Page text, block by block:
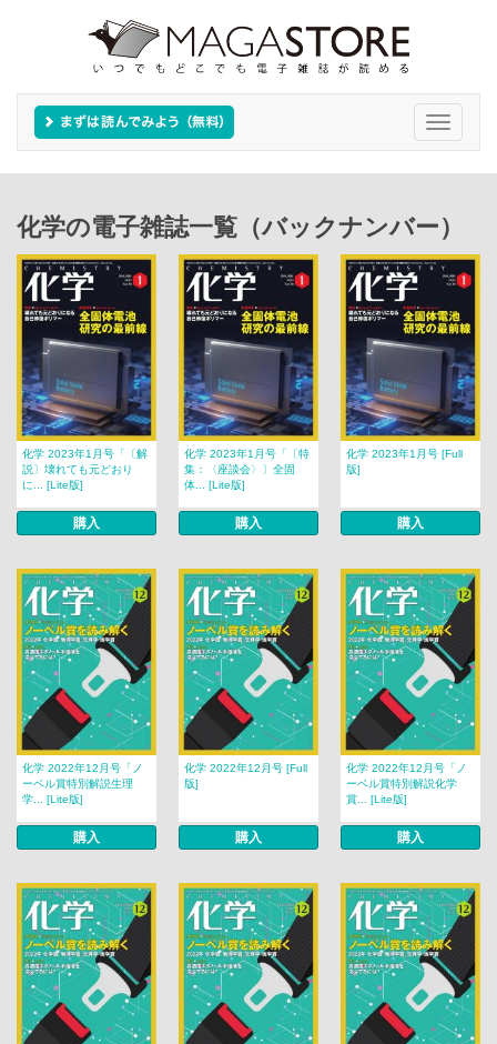
Toggle
化学の電子雑誌一覧（バックナンバー）
化学 2023年1月号「〔解
説〕壊れても元どおり
に... [Lite版]
購入
化学 2023年1月号「〔特
集：〈座談会〉〕全固
体... [Lite版]
購入
化学 2023年1月号 [Full
版]
購入
化学 2022年12月号「ノ
ーベル賞特別解説生理
学... [Lite版]
購入
化学 2022年12月号 [Full
版]
購入
化学 2022年12月号「ノ
ーベル賞特別解説化学
賞... [Lite版]
購入